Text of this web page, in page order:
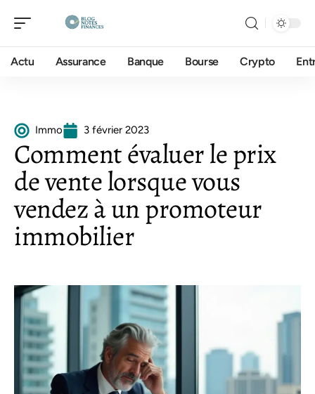
Actu Assurance Banque Bourse Crypto
Immo 3 février 2023
Comment évaluer le prix
de vente lorsque vous
vendez à un promoteur
immobilier